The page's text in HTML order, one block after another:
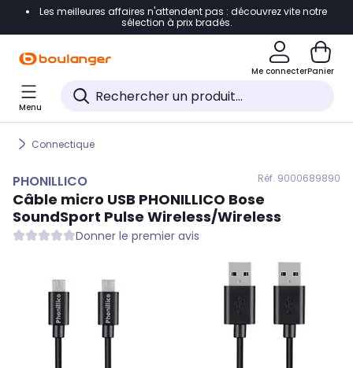
Accéder directement à la navigation
Accéder directement au pied de page
Accéder directement au chatbot
Les meilleures affaires n'attendent pas : découvrez vite notre
sélection à prix bradés.
Me connecterPanier
Menu
Connectique
PHONILLICO Réf. 9000689890
Câble micro USB PHONILLICO Bose
SoundSport Pulse Wireless/Wireless
Donner le premier avis